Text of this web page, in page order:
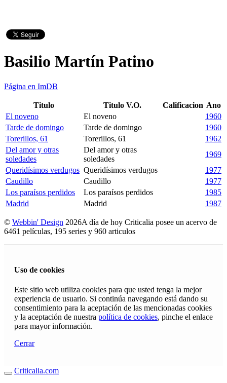
Basilio Martín Patino
Página en ImDB
Titulo Titulo V.O. Calificacion Ano
El noveno
El noveno
1960
Tarde de domingo
Tarde de domingo
1960
Torerillos, 61
Torerillos, 61
1962
Del amor y otras
soledades
Del amor y otras
soledades
1969
Queridísimos verdugos Queridísimos verdugos
1977
Caudillo
Caudillo
1977
Los paraísos perdidos
Los paraísos perdidos
1985
Madrid
Madrid 1987
© Webbin' Design 2026A día de hoy Criticalia posee un acervo de
6461 películas, 195 series y 960 articulos
Uso de cookies
Este sitio web utiliza cookies para que usted tenga la mejor
experiencia de usuario. Si continúa navegando está dando su
consentimiento para la aceptación de las mencionadas cookies
y la aceptación de nuestra política de cookies, pinche el enlace
para mayor información.
Cerrar
Criticalia.com